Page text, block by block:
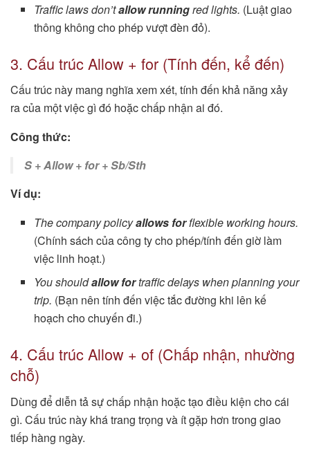
Traffic laws don’tallow runningred lights. (Luật giao
thông không cho phép vượt đèn đỏ).
3. Cấu trúc Allow + for (Tính đến, kể đến)
Cấu trúc này mang nghĩa xem xét, tính đến khả năng xảy
ra của một việc gì đó hoặc chấp nhận ai đó.
Công thức:
S + Allow + for + Sb/Sth
Ví dụ:
The company policyallows forflexible working hours.
(Chính sách của công ty cho phép/tính đến giờ làm
việc linh hoạt.)
You shouldallow fortraffic delays when planning your
trip. (Bạn nên tính đến việc tắc đường khi lên kế
hoạch cho chuyến đi.)
4. Cấu trúc Allow + of (Chấp nhận, nhường
chỗ)
Dùng để diễn tả sự chấp nhận hoặc tạo điều kiện cho cái
gì. Cấu trúc này khá trang trọng và ít gặp hơn trong giao
tiếp hàng ngày.